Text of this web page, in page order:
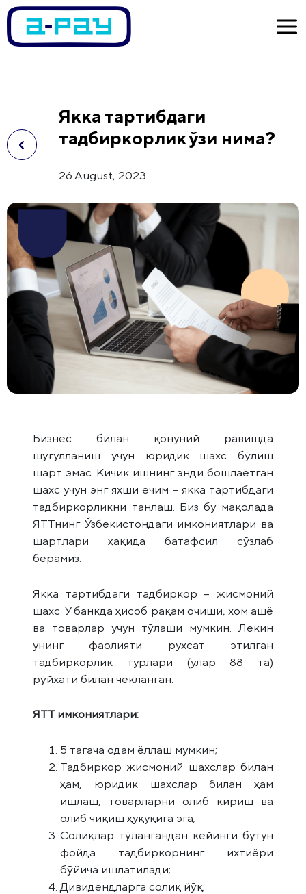
Якка тартибдаги
тадбиркорлик ўзи нима?
26 August, 2023
Бизнес билан қонуний равишда
шуғулланиш учун юридик шахс бўлиш
шарт эмас. Кичик ишнинг энди бошлаётган
шахс учун энг яхши ечим – якка тартибдаги
тадбиркорликни танлаш. Биз бу мақолада
ЯТТнинг Ўзбекистондаги имкониятлари ва
шартлари ҳақида батафсил сўзлаб
берамиз.
Якка тартибдаги тадбиркор – жисмоний
шахс. У банкда ҳисоб рақам очиши, хом ашё
ва товарлар учун тўлаши мумкин. Лекин
унинг фаолияти рухсат этилган
тадбиркорлик турлари (улар 88 та)
рўйхати билан чекланган.
ЯТТ имкониятлари:
5 тагача одам ёллаш мумкин;
Тадбиркор жисмоний шахслар билан
ҳам, юридик шахслар билан ҳам
ишлаш, товарларни олиб кириш ва
олиб чиқиш ҳуқуқига эга;
Солиқлар тўлангандан кейинги бутун
фойда тадбиркорнинг ихтиёри
бўйича ишлатилади;
Дивидендларга солиқ йўқ;